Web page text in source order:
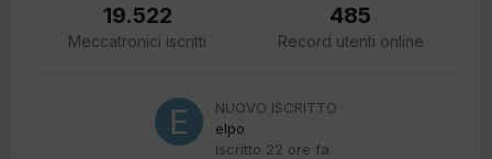
19.522
Meccatronici iscritti
485
Record utenti online
NUOVO ISCRITTO
elpo
Iscritto 22 ore fa